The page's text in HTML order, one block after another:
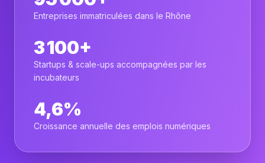
Entreprises immatriculées dans le Rhône
3 100+
Startups & scale-ups accompagnées par les
incubateurs
4,6%
Croissance annuelle des emplois numériques